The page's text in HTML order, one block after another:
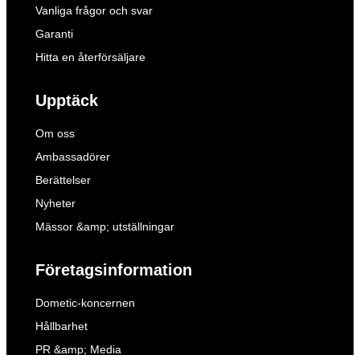
Vanliga frågor och svar
Garanti
Hitta en återförsäljare
Upptäck
Om oss
Ambassadörer
Berättelser
Nyheter
Mässor &amp; utställningar
Företagsinformation
Dometic-koncernen
Hållbarhet
PR &amp; Media